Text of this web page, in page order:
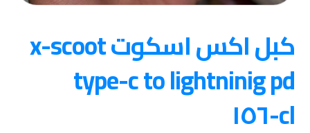
كبل اكس اسكوت x-scoot
type-c to lightninig pd
cl-١٥٦